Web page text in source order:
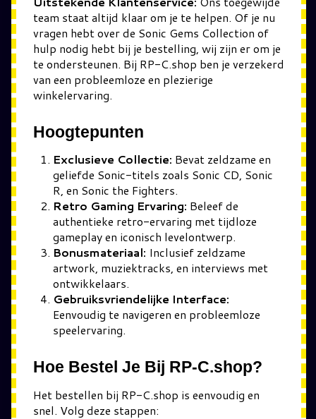
team staat altijd klaar om je te helpen. Of je nu
vragen hebt over de Sonic Gems Collection of
hulp nodig hebt bij je bestelling, wij zijn er om je
te ondersteunen. Bij RP-C.shop ben je verzekerd
van een probleemloze en plezierige
winkelervaring.
Hoogtepunten
Exclusieve Collectie: Bevat zeldzame en
geliefde Sonic-titels zoals Sonic CD, Sonic
R, en Sonic the Fighters.
Retro Gaming Ervaring: Beleef de
authentieke retro-ervaring met tijdloze
gameplay en iconisch levelontwerp.
Bonusmateriaal: Inclusief zeldzame
artwork, muziektracks, en interviews met
ontwikkelaars.
Gebruiksvriendelijke Interface:
Eenvoudig te navigeren en probleemloze
speelervaring.
Hoe Bestel Je Bij RP-C.shop?
Het bestellen bij RP-C.shop is eenvoudig en
snel. Volg deze stappen: